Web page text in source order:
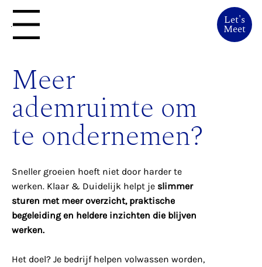
Let's
Meet
Meer
ademruimte om
te ondernemen?
Sneller groeien hoeft niet door harder te
werken. Klaar & Duidelijk helpt je slimmer
sturen met meer overzicht, praktische
begeleiding en heldere inzichten die blijven
werken.
Het doel? Je bedrijf helpen volwassen worden,